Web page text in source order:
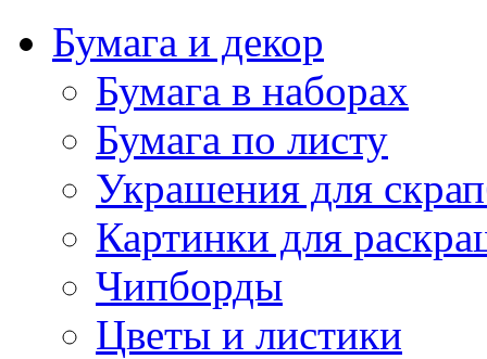
Бумага и декор
Бумага в наборах
Бумага по листу
Украшения для
Картинки для
Чипборды
Цветы и листики